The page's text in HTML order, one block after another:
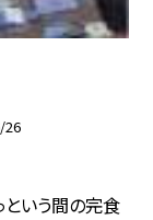
26
という間の完食